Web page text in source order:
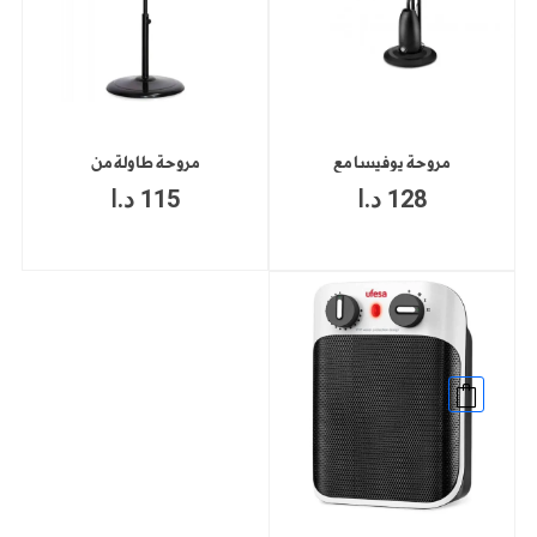
مروحة يوفيسا مع
128 د.ا
مروحة طاولة من
115 د.ا